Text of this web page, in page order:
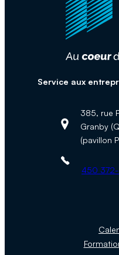
Service aux
Adresse :
385, rue
Granby
(pavillon
Téléphone :
450 372-